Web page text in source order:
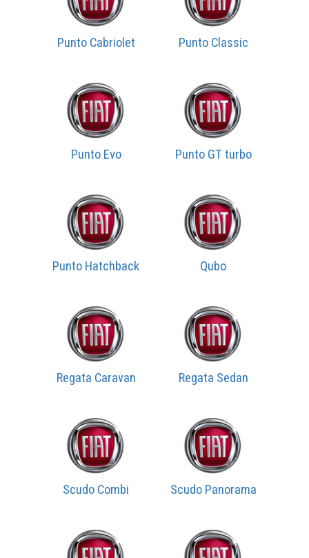
Punto Cabriolet Punto Classic
Punto Evo Punto GT turbo
Punto Hatchback Qubo
Regata Caravan Regata Sedan
Scudo Combi Scudo Panorama